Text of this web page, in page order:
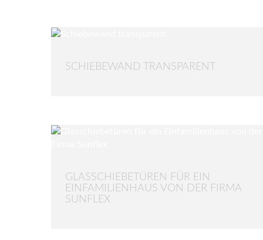
SCHIEBEWAND TRANSPARENT
GLASSCHIEBETÜREN FÜR EIN
EINFAMILIENHAUS VON DER FIRMA
SUNFLEX